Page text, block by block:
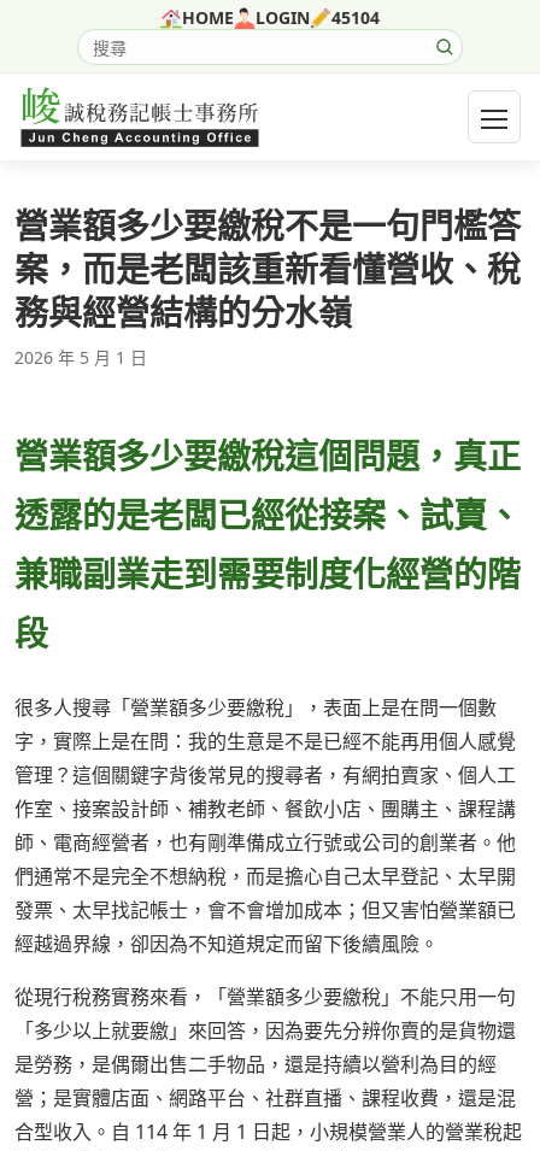
HOME LOGIN 45104
搜尋網站內容
開啟
營業額多少要繳稅不是一句門檻答
案，而是老闆該重新看懂營收、稅
務與經營結構的分水嶺
2026 年 5 月 1 日
營業額多少要繳稅這個問題，真正
透露的是老闆已經從接案、試賣、
兼職副業走到需要制度化經營的階
段
很多人搜尋「營業額多少要繳稅」，表面上是在問一個數
字，實際上是在問：我的生意是不是已經不能再用個人感覺
管理？這個關鍵字背後常見的搜尋者，有網拍賣家、個人工
作室、接案設計師、補教老師、餐飲小店、團購主、課程講
師、電商經營者，也有剛準備成立行號或公司的創業者。他
們通常不是完全不想納稅，而是擔心自己太早登記、太早開
發票、太早找記帳士，會不會增加成本；但又害怕營業額已
經越過界線，卻因為不知道規定而留下後續風險。
從現行稅務實務來看，「營業額多少要繳稅」不能只用一句
「多少以上就要繳」來回答，因為要先分辨你賣的是貨物還
是勞務，是偶爾出售二手物品，還是持續以營利為目的經
營；是實體店面、網路平台、社群直播、課程收費，還是混
合型收入。自 114 年 1 月 1 日起，小規模營業人的營業稅起